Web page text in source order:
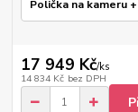
17 949 Kč/ks
14 834 Kč bez DPH